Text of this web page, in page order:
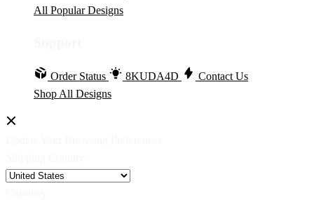
All Popular Designs
Order Status 8KUDA4D
Contact Us
Shop All Designs